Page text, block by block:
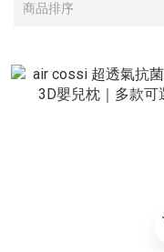
商品排序